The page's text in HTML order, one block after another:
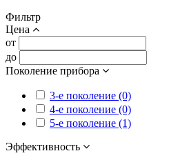
Фильтр
Цена
от
до
Поколение прибора
3-е поколение (0)
4-е поколение (0)
5-е поколение (1)
Эффективность